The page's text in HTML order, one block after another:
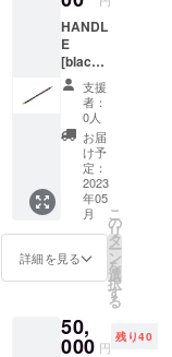
ら輸入
しま
す。日
本倉庫
で一回
検品後
配送さ
れま
す。通
常1週間
程度で
配送さ
れます
が、稀
ともあ
りま
(10％)
及び
CAMPF
IREの手
数料
17% (掲
載手数
料
12%、
決済手
数料
5%) 込
みの値
段で
す。 配
り、
ポーラ
HANDL
E
[black
or
brown]
イタリ
ア産の
高級天
然皮革
を使っ
たハン
ドルで
す。色
はblack
または
からお
選びい
支援
者：
0人
お届
け予
定：
2023
年05
月
詳細を見る
こ
の
リ
タ
ー
ン
を
選
択
す
る
50,
000 円
残り40